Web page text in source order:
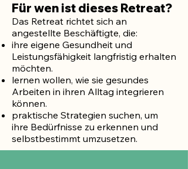
Für wen ist dieses Retreat?
Das Retreat richtet sich an
angestellte Beschäftigte, die:
ihre eigene Gesundheit und
Leistungsfähigkeit langfristig erhalten
möchten.
lernen wollen, wie sie gesundes
Arbeiten in ihren Alltag integrieren
können.
praktische Strategien suchen, um
ihre Bedürfnisse zu erkennen und
selbstbestimmt umzusetzen.